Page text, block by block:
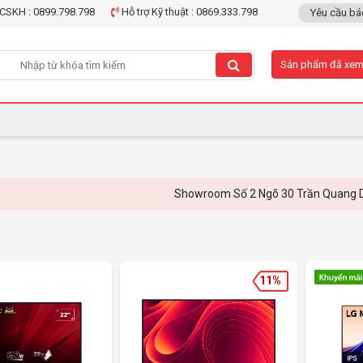
CSKH : 0899.798.798 Hỗ trợ Kỹ thuật : 0869.333.798 Yêu cầu
Sản phẩm đã xem
Showroom Số 2 Ngõ 30 Trần Quang Diệu,
11%